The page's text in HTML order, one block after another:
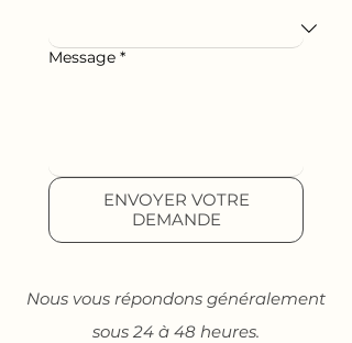
Message *
ENVOYER VOTRE
DEMANDE
Nous vous répondons généralement
sous 24 à 48 heures.